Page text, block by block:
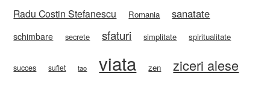
Radu Costin Stefanescu Romania sanatate
schimbare secrete sfaturi simplitate spiritualitate
succes suflet tao viata zen ziceri alese